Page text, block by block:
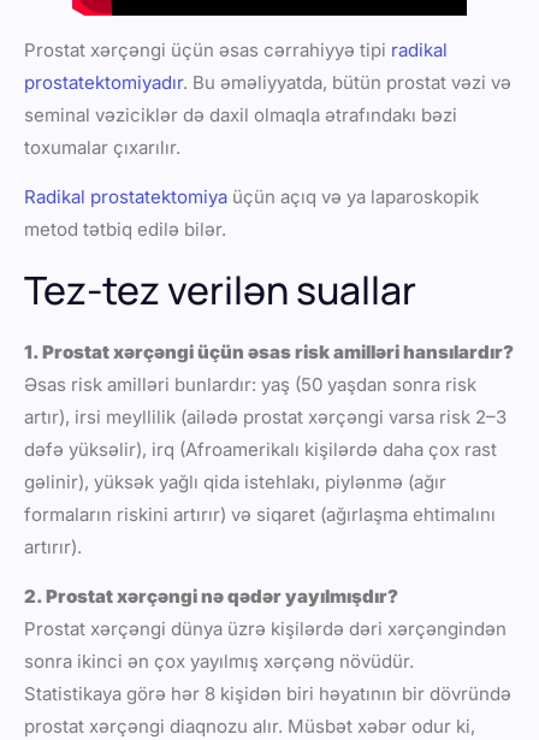
Prostat xərçəngi üçün əsas cərrahiyyə tipi radikal
prostatektomiyadır. Bu əməliyyatda, bütün prostat vəzi və
seminal vəziciklər də daxil olmaqla ətrafındakı bəzi
toxumalar çıxarılır.
Radikal prostatektomiya üçün açıq və ya laparoskopik
metod tətbiq edilə bilər.
Tez-tez verilən suallar
1. Prostat xərçəngi üçün əsas risk amilləri hansılardır?
Əsas risk amilləri bunlardır: yaş (50 yaşdan sonra risk
artır), irsi meyllilik (ailədə prostat xərçəngi varsa risk 2–3
dəfə yüksəlir), irq (Afroamerikalı kişilərdə daha çox rast
gəlinir), yüksək yağlı qida istehlakı, piylənmə (ağır
formaların riskini artırır) və siqaret (ağırlaşma ehtimalını
artırır).
2. Prostat xərçəngi nə qədər yayılmışdır?
Prostat xərçəngi dünya üzrə kişilərdə dəri xərçəngindən
sonra ikinci ən çox yayılmış xərçəng növüdür.
Statistikaya görə hər 8 kişidən biri həyatının bir dövründə
prostat xərçəngi diaqnozu alır. Müsbət xəbər odur ki,